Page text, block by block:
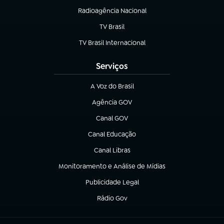
Radioagência Nacional
(abre em nova aba)
TV Brasil
(abre em nova aba)
TV Brasil Internacional
(abre em nova aba)
Serviços
A Voz do Brasil
(abre em nova aba)
Agência GOV
(abre em nova aba)
Canal GOV
(abre em nova aba)
Canal Educação
(abre em nova aba)
Canal Libras
(abre em nova aba)
Monitoramento e Análise de Mídias
(abre em nova aba)
Publicidade Legal
(abre em nova aba)
Rádio Gov
(abre em nova aba)